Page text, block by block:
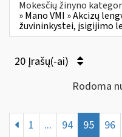
Mokesčių žinyno
» Mano VMI » Akcizų
žuvininkystei, įsigijimo
20 Įrašų(-ai)
Rodoma
1 ... 94 95 96